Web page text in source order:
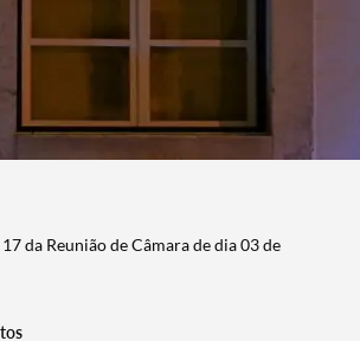
da Reunião de Câmara de dia 03 de